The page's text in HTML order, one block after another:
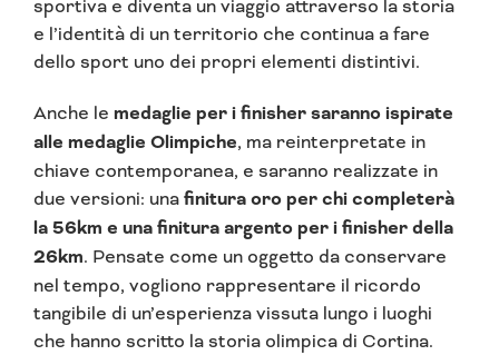
sportiva e diventa un viaggio attraverso la storia
e l’identità di un territorio che continua a fare
dello sport uno dei propri elementi distintivi.
Anche le medaglie per i finisher saranno ispirate
alle medaglie Olimpiche, ma reinterpretate in
chiave contemporanea, e saranno realizzate in
due versioni: unafinitura oro per chi completerà
la 56km e una finitura argento per i finisher della
26km. Pensate come un oggetto da conservare
nel tempo, vogliono rappresentare il ricordo
tangibile di un’esperienza vissuta lungo i luoghi
che hanno scritto la storia olimpica di Cortina.